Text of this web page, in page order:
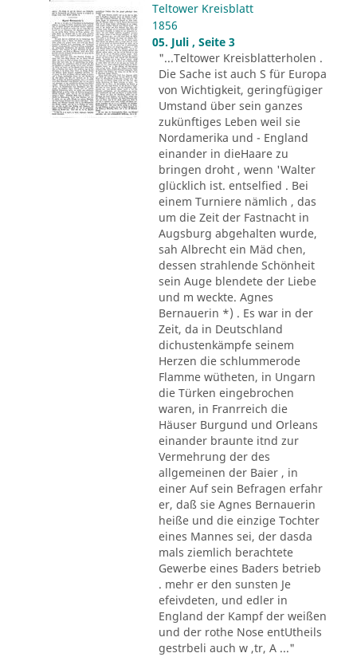
Teltower Kreisblatt
1856
05. Juli , Seite 3
"...Teltower Kreisblatterholen .
Die Sache ist auch S für Europa
von Wichtigkeit, geringfügiger
Umstand über sein ganzes
zukünftiges Leben weil sie
Nordamerika und - England
einander in dieHaare zu
bringen droht , wenn 'Walter
glücklich ist. entselfied . Bei
einem Turniere nämlich , das
um die Zeit der Fastnacht in
Augsburg abgehalten wurde,
sah Albrecht ein Mäd chen,
dessen strahlende Schönheit
sein Auge blendete der Liebe
und m weckte. Agnes
Bernauerin *) . Es war in der
Zeit, da in Deutschland
dichustenkämpfe seinem
Herzen die schlummerode
Flamme wütheten, in Ungarn
die Türken eingebrochen
waren, in Franrreich die
Häuser Burgund und Orleans
einander braunte itnd zur
Vermehrung der des
allgemeinen der Baier , in
einer Auf sein Befragen erfahr
er, daß sie Agnes Bernauerin
heiße und die einzige Tochter
eines Mannes sei, der dasda
mals ziemlich berachtete
Gewerbe eines Baders betrieb
. mehr er den sunsten Je
efeivdeten, und edler in
England der Kampf der weißen
und der rothe Nose entUtheils
gestrbeli auch w ,tr, A ..."